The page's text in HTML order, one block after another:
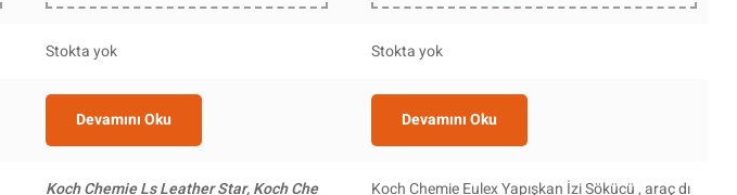
Stokta yok Stokta yok
Devamını Oku Devamını Oku
Koch Chemie Ls Leather Star, Koch Che Koch Chemie Eulex Yapışkan İzi Sökücü , araç dı